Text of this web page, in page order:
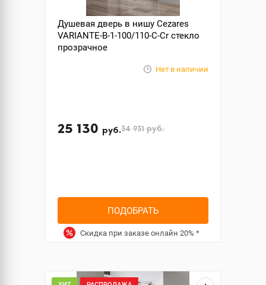
Душевая дверь в нишу Cezares
VARIANTE-B-1-100/110-C-Cr стекло
прозрачное
Нет в наличии
25 130 руб.34 931руб.
ПОДОБРАТЬ
Скидка при заказе онлайн 20% *